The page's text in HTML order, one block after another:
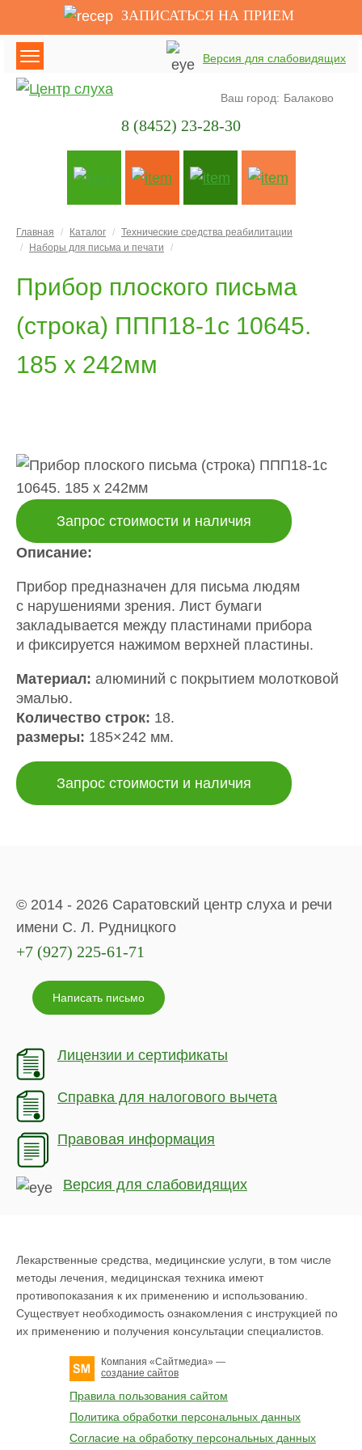
Главная Каталог
Технические средства реабилитации
Наборы для письма и печати
Прибор плоского письма
(строка) ППП18-1c 10645.
185 x 242мм
Запрос стоимости и наличия
Описание:
Прибор предназначен для письма людям
с нарушениями зрения. Лист бумаги
закладывается между пластинами прибора
и фиксируется нажимом верхней пластины.
Материал: алюминий с покрытием молотковой
эмалью.
Количество строк: 18.
размеры: 185×242 мм.
Запрос стоимости и наличия
ЗАПИСАТЬСЯ НА ПРИЕМ
Ваш город: Балаково
8 (8452) 23-28-30
Версия для слабовидящих
© 2014 - 2026 Саратовский центр слуха и речи
имени С. Л. Рудницкого
+7 (927) 225-61-71
Написать письмо
Лицензии и сертификаты
Справка для налогового вычета
Правовая информация
Версия для слабовидящих
Лекарственные средства, медицинские услуги, в том числе
методы лечения, медицинская техника имеют
противопоказания к их применению и использованию.
Существует необходимость ознакомления с инструкцией по
их применению и получения консультации специалистов.
Компания «Сайтмедиа» —
создание сайтов
Правила пользования сайтом
Политика обработки персональных данных
Согласие на обработку персональных данных